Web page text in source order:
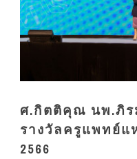
ศ.กิตติคุณ นพ.ภิร
รางวัลครูแพทย์แ
2566